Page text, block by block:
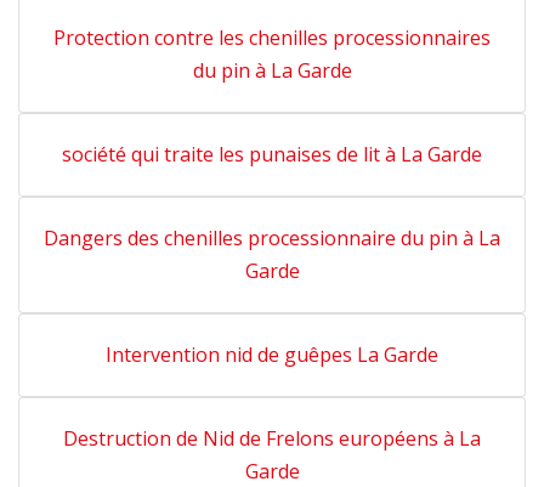
Protection contre les chenilles processionnaires
du pin à La Garde
société qui traite les punaises de lit à La Garde
Dangers des chenilles processionnaire du pin à La
Garde
Intervention nid de guêpes La Garde
Destruction de Nid de Frelons européens à La
Garde